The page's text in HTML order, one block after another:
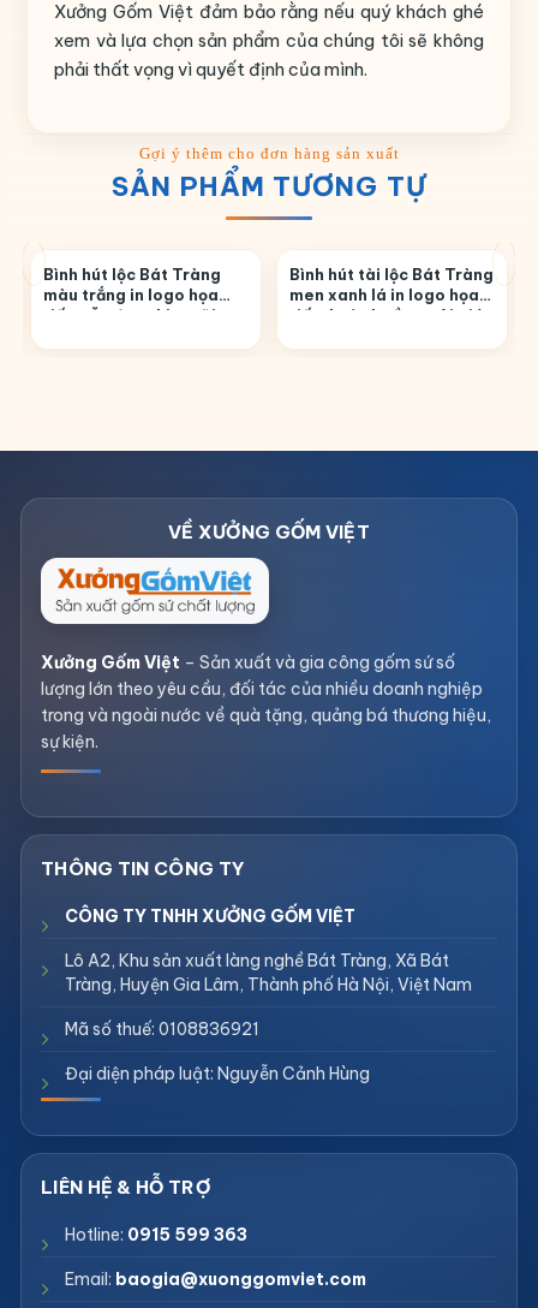
Xưởng Gốm Việt đảm bảo rằng nếu quý khách ghé
xem và lựa chọn sản phẩm của chúng tôi sẽ không
phải thất vọng vì quyết định của mình.
SẢN PHẨM TƯƠNG TỰ
Bình hút lộc Bát Tràng
màu trắng in logo họa
tiết mẫu đơn chim trĩ in
Bình hút tài lộc Bát Tràng
men xanh lá in logo họa
tiết thuận buồm xuôi gió
Xưởng Gốm Việt – Sản xuất và gia công gốm sứ số
lượng lớn theo yêu cầu, đối tác của nhiều doanh nghiệp
trong và ngoài nước về quà tặng, quảng bá thương hiệu,
sự kiện.
CÔNG TY TNHH XƯỞNG GỐM VIỆT
Lô A2, Khu sản xuất làng nghề Bát Tràng, Xã Bát
Tràng, Huyện Gia Lâm, Thành phố Hà Nội, Việt Nam
Mã số thuế: 0108836921
Đại diện pháp luật: Nguyễn Cảnh Hùng
Hotline: 0915 599 363
Email: baogia@xuonggomviet.com